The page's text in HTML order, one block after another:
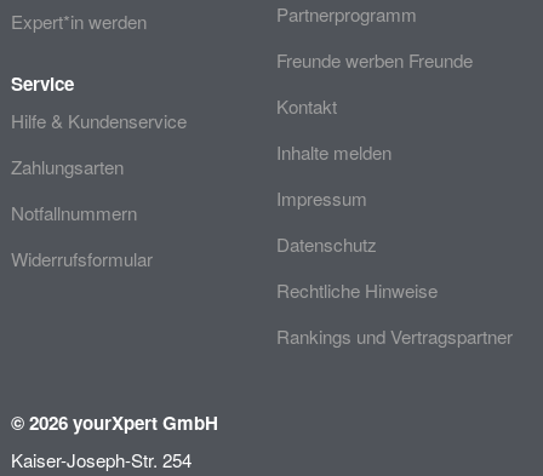
Expert*in werden
Service
Hilfe & Kundenservice
Zahlungsarten
Notfallnummern
Widerrufsformular
Partnerprogramm
Freunde werben Freunde
Kontakt
Inhalte melden
Impressum
Datenschutz
Rechtliche Hinweise
Rankings und Vertragspartner
© 2026 yourXpert GmbH
Kaiser-Joseph-Str. 254